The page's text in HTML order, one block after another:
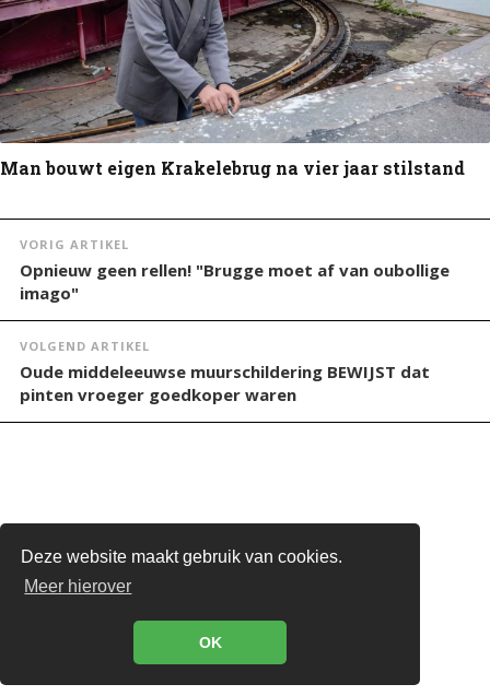
Deze website maakt gebruik van cookies.
Meer hierover
OK
Man bouwt eigen Krakelebrug na vier jaar stilstand
VORIG ARTIKEL
Opnieuw geen rellen! "Brugge moet af van oubollige
imago"
VOLGEND ARTIKEL
Oude middeleeuwse muurschildering BEWIJST dat
pinten vroeger goedkoper waren
De Brugse Stem 2018-2025